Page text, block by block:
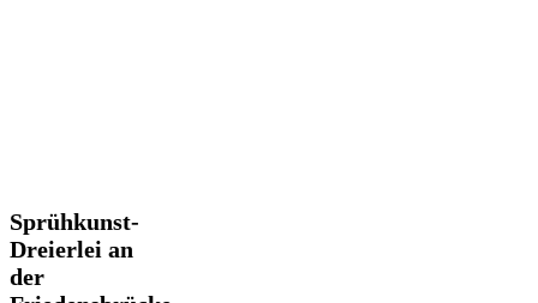
Sprühkunst-
Dreierlei
an
der
Sprühkunst-
Dreierlei an
der